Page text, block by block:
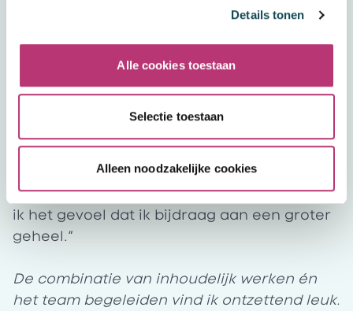
Details tonen
Alle cookies toestaan
Selectie toestaan
Alleen noodzakelijke cookies
waar je naartoe werkt, is het makkelijker om
je schouders eronder te zetten. Daarom zie
ik het het als een persoonlijke uitdaging en
mijn taak als teamleider om mijn team mee
te nemen in de veranderingen. Ik probeer
werkvloer en de besluiten die vanuit het
hoofdkantoor worden genomen. Daarmee
loopt de verandering veel soepeler en heb
ik het gevoel dat ik bijdraag aan een groter
geheel.”
De combinatie van inhoudelijk werken én
het team begeleiden vind ik ontzettend leuk.